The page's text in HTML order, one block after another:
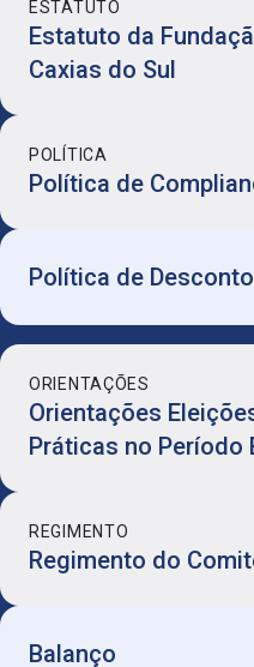
ESTATUTO
Estatuto da
Caxias do Sul
POLÍTICA
Política de
Política de
Política de
Beneficiários
ORIENTAÇÕES
Orientações
Práticas no Período
REGIMENTO
Regimento do
Balanço